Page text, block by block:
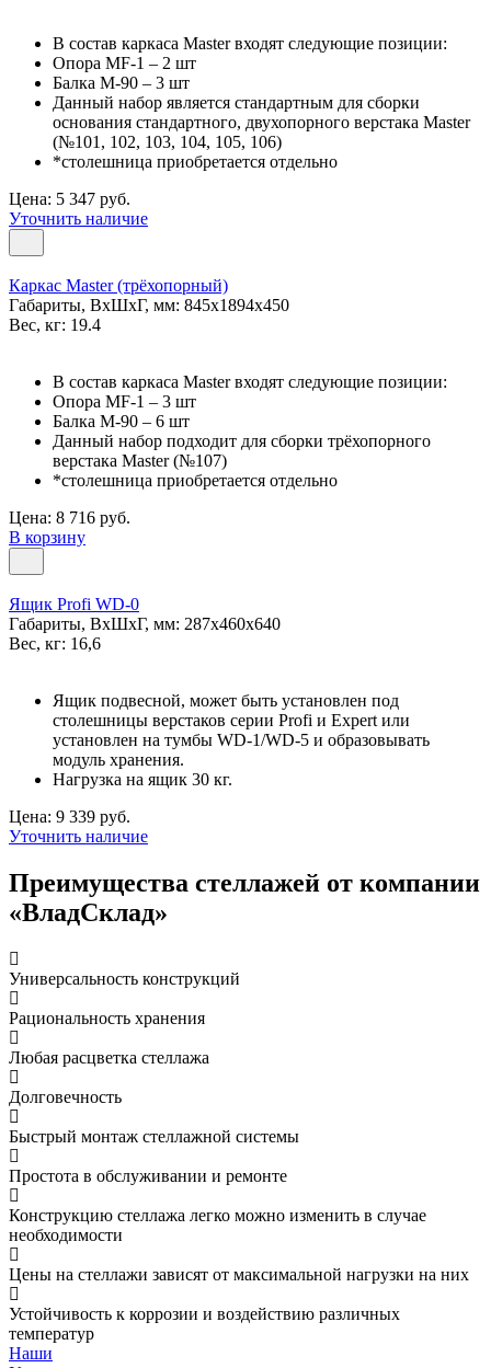
В состав каркаса Master входят следующие позиции:
Опора MF-1 – 2 шт
Балка M-90 – 3 шт
Данный набор является стандартным для сборки
основания стандартного, двухопорного верстака Master
(№101, 102, 103, 104, 105, 106)
*столешница приобретается отдельно
Цена: 5 347 руб.
Уточнить наличие
Каркас Master (трёхопорный)
Габариты, ВxШxГ, мм: 845x1894x450
Вес, кг: 19.4
В состав каркаса Master входят следующие позиции:
Опора MF-1 – 3 шт
Балка M-90 – 6 шт
Данный набор подходит для сборки трёхопорного
верстака Master (№107)
*столешница приобретается отдельно
Цена: 8 716 руб.
В корзину
Ящик Profi WD-0
Габариты, ВxШxГ, мм: 287x460x640
Вес, кг: 16,6
Ящик подвесной, может быть установлен под
столешницы верстаков серии Profi и Expert или
установлен на тумбы WD-1/WD-5 и образовывать
модуль хранения.
Нагрузка на ящик 30 кг.
Цена: 9 339 руб.
Уточнить наличие
Преимущества стеллажей от компании
«ВладСклад»
Универсальность конструкций
Рациональность хранения
Любая расцветка стеллажа
Долговечность
Быстрый монтаж стеллажной системы
Простота в обслуживании и ремонте
Конструкцию стеллажа легко можно изменить в случае
необходимости
Цены на стеллажи зависят от максимальной нагрузки на них
Устойчивость к коррозии и воздействию различных
температур
Наши